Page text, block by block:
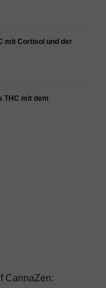
mit Cortisol und der
THC mit dem
CannaZen: